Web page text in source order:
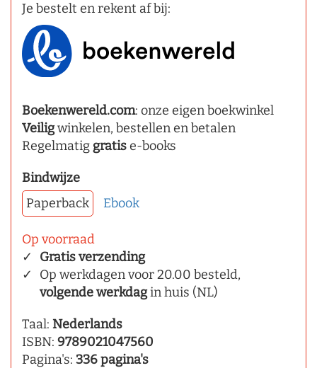
Je bestelt en rekent af bij:
Boekenwereld.com: onze eigen boekwinkel
Veiligwinkelen, bestellen en betalen
Regelmatig gratise-books
Bindwijze
Paperback
Ebook
Op voorraad
Gratis verzending
Op werkdagen voor 20.00 besteld,
volgende werkdagin huis (NL)
Taal: Nederlands
ISBN: 9789021047560
Pagina's: 336 pagina's